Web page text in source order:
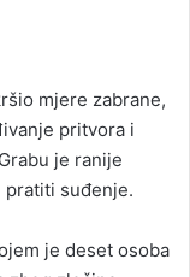
mjere zabrane,
pritvora i
je ranije
pratiti suđenje.
je deset osoba